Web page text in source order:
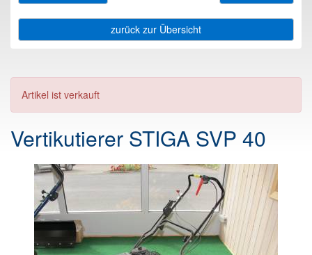
zurück zur Übersicht
Artikel ist verkauft
Vertikutierer STIGA SVP 40